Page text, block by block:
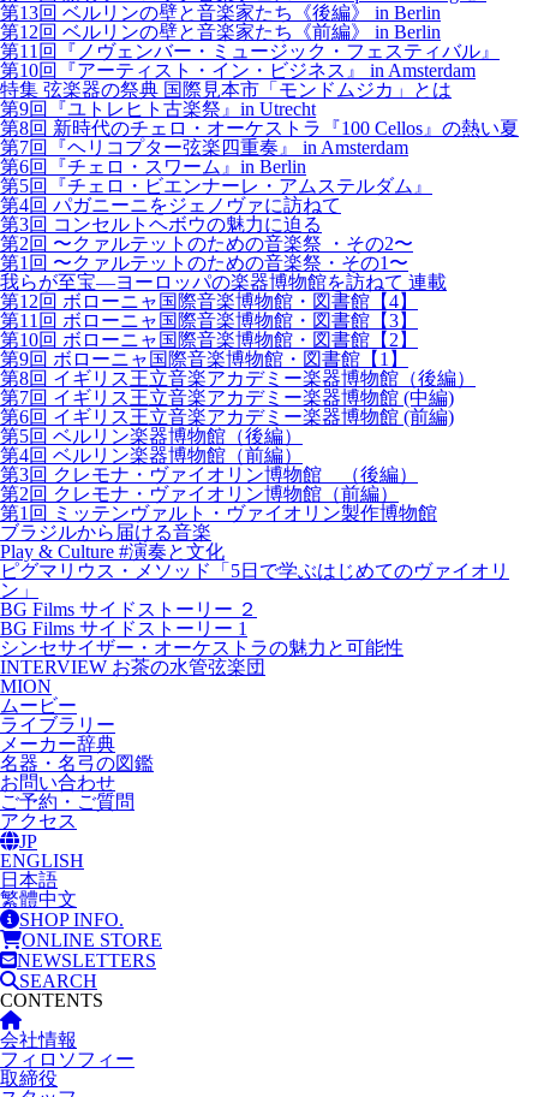
第13回 ベルリンの壁と音楽家たち《後編》 in Berlin
第12回 ベルリンの壁と音楽家たち《前編》 in Berlin
第11回『ノヴェンバー・ミュージック・フェスティバル』
第10回『アーティスト・イン・ビジネス』 in Amsterdam
特集 弦楽器の祭典 国際見本市「モンドムジカ」とは
第9回『ユトレヒト古楽祭』in Utrecht
第8回 新時代のチェロ・オーケストラ『100 Cellos』の熱い夏
第7回『ヘリコプター弦楽四重奏』 in Amsterdam
第6回『チェロ・スワーム』in Berlin
第5回『チェロ・ビエンナーレ・アムステルダム』
第4回 パガニーニをジェノヴァに訪ねて
第3回 コンセルトヘボウの魅力に迫る
第2回 〜クァルテットのための音楽祭 ・その2〜
第1回 〜クァルテットのための音楽祭・その1〜
我らが至宝―ヨーロッパの楽器博物館を訪ねて 連載
第12回 ボローニャ国際音楽博物館・図書館【4】
第11回 ボローニャ国際音楽博物館・図書館【3】
第10回 ボローニャ国際音楽博物館・図書館【2】
第9回 ボローニャ国際音楽博物館・図書館【1】
第8回 イギリス王立音楽アカデミー楽器博物館（後編）
第7回 イギリス王立音楽アカデミー楽器博物館 (中編)
第6回 イギリス王立音楽アカデミー楽器博物館 (前編)
第5回 ベルリン楽器博物館（後編）
第4回 ベルリン楽器博物館（前編）
第3回 クレモナ・ヴァイオリン博物館 （後編）
第2回 クレモナ・ヴァイオリン博物館（前編）
第1回 ミッテンヴァルト・ヴァイオリン製作博物館
ブラジルから届ける音楽
Play & Culture #演奏と文化
ピグマリウス・メソッド「5日で学ぶはじめてのヴァイオリ
ン」
BG Films サイドストーリー ２
BG Films サイドストーリー 1
シンセサイザー・オーケストラの魅力と可能性
INTERVIEW お茶の水管弦楽団
MION
ムービー
ライブラリー
メーカー辞典
名器・名弓の図鑑
お問い合わせ
ご予約・ご質問
アクセス
JP
ENGLISH
日本語
繁體中文
SHOP INFO.
ONLINE STORE
NEWSLETTERS
SEARCH
CONTENTS
会社情報
フィロソフィー
取締役